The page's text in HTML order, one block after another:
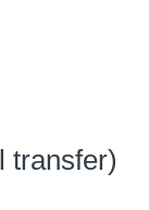
transfer)